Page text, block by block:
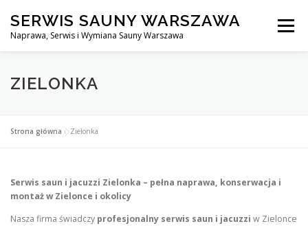
treści
SERWIS SAUNY WARSZAWA
Naprawa, Serwis i Wymiana Sauny Warszawa
Menu
SERWIS DO SAUNY WARSZAWA
ZIELONKA
Strona główna »Zielonka
Serwis saun i jacuzzi Zielonka – pełna naprawa, konserwacja i
montaż w Zielonce i okolicy
Nasza firma świadczy profesjonalny serwis saun i jacuzzi w Zielonce